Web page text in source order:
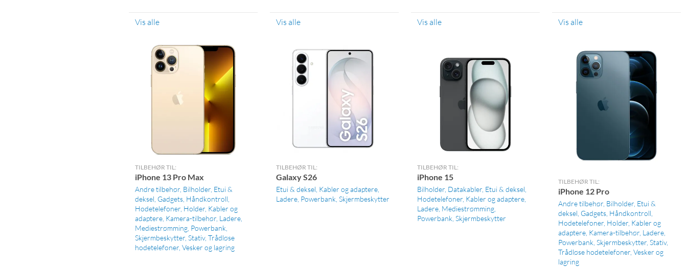
Vis alle Vis alle Vis alle Vis alle
TILBEHØR TIL:
iPhone 13 Pro Max
Andre tilbehør Bilholder Etui &
deksel Gadgets Håndkontroll
Hodetelefoner Holder Kabler og
adaptere Kamera-tilbehør Ladere
Mediestrømming Powerbank
Skjermbeskytter Stativ Trådløse
hodetelefoner Vesker og lagring
TILBEHØR TIL:
Galaxy S26
Etui & deksel Kabler og adaptere
Ladere Powerbank Skjermbeskytter
TILBEHØR TIL:
iPhone 15
Bilholder Datakabler Etui & deksel
Hodetelefoner Kabler og adaptere
Ladere Mediestrømming
Powerbank Skjermbeskytter
TILBEHØR TIL:
iPhone 12 Pro
Andre tilbehør Bilholder Etui &
deksel Gadgets Håndkontroll
Hodetelefoner Holder Kabler og
adaptere Kamera-tilbehør Ladere
Powerbank Skjermbeskytter Stativ
Trådløse hodetelefoner Vesker og
lagring